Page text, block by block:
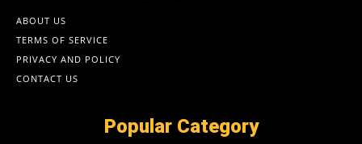
ABOUT US
TERMS OF SERVICE
PRIVACY AND POLICY
CONTACT US
Popular Category